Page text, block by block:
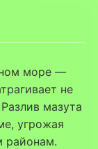
море —
не
мазута
угрожая
районам.